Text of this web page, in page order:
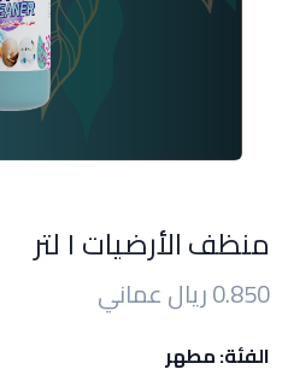
منظف الأرضيات ١ لتر
0.850 ريال عماني
الفئة: مطهر